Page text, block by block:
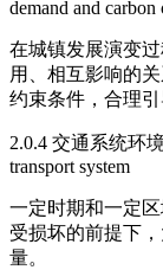
demand and carbon
在城镇发展演变
用、相互影响的
约束条件，合理引
2.0.4 交通系统环
transport system
一定时期和一定
受损坏的前提下
量。